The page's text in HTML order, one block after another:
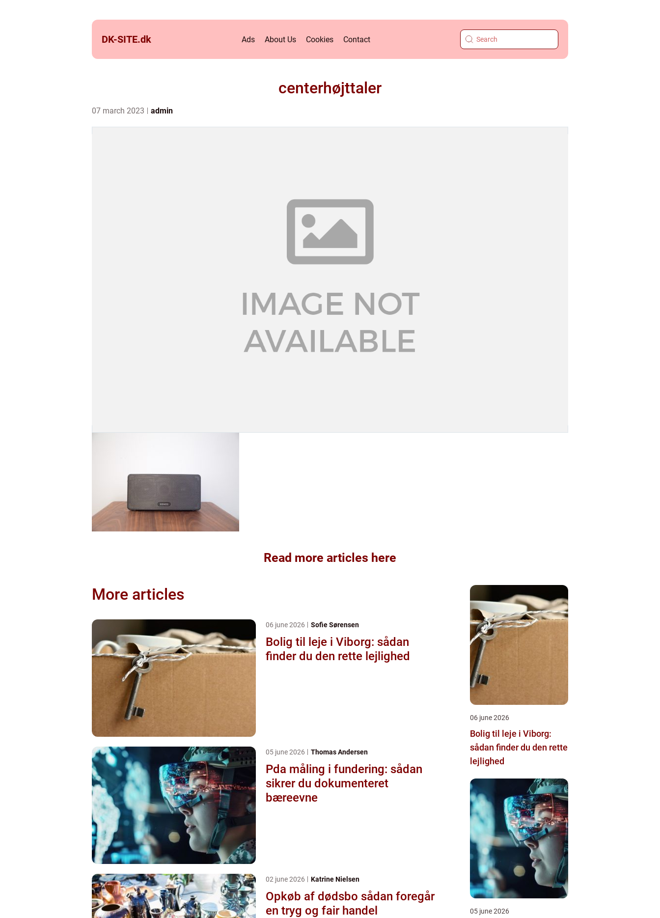
DK-SITE.dk Ads About Us Cookies Contact
centerhøjttaler
07 march 2023 admin
Read more articles here
More articles
06 june 2026 Sofie Sørensen
Bolig til leje i Viborg: sådan
finder du den rette lejlighed
05 june 2026 Thomas Andersen
Pda måling i fundering: sådan
sikrer du dokumenteret
bæreevne
02 june 2026 Katrine Nielsen
Opkøb af dødsbo sådan foregår
en tryg og fair handel
06 june 2026
Bolig til leje i Viborg:
sådan finder du den rette
lejlighed
05 june 2026